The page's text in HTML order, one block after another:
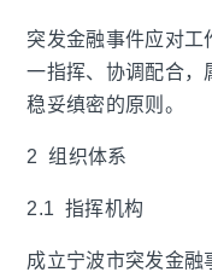
突发金融事件应对工
一指挥、协调配合，
稳妥缜密的原则。
2 组织体系
2.1 指挥机构
成立宁波市突发金融